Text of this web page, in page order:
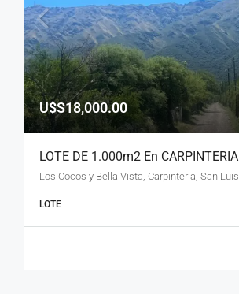
U$S18,000.00
LOTE DE 1.000m2 En CARPINTERIA
Los Cocos y Bella Vista, Carpinteria, San Luis
LOTE